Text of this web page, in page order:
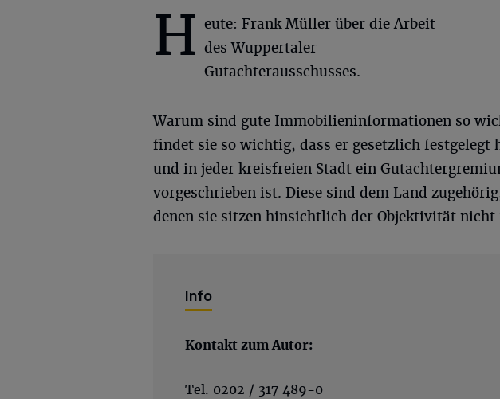
H eute: Frank Müller über die Arbeit
des Wuppertaler
Gutachterausschusses.
Warum sind gute Immobilieninformationen so
findet sie so wichtig, dass er gesetzlich festgelegt
und in jeder kreisfreien Stadt ein
vorgeschrieben ist. Diese sind dem Land
denen sie sitzen hinsichtlich der Objektivität nicht
Info
Kontakt zum Autor:
Tel. 0202 / 317 489-0